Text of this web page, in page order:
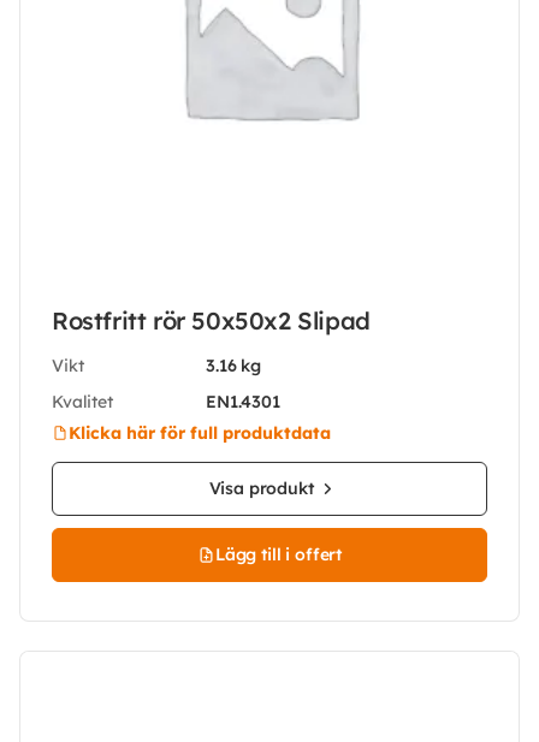
Rostfritt rör 50x50x2 Slipad
Vikt
3.16 kg
Kvalitet
EN1.4301
Klicka här för full produktdata
Visa produkt
Lägg till i offert